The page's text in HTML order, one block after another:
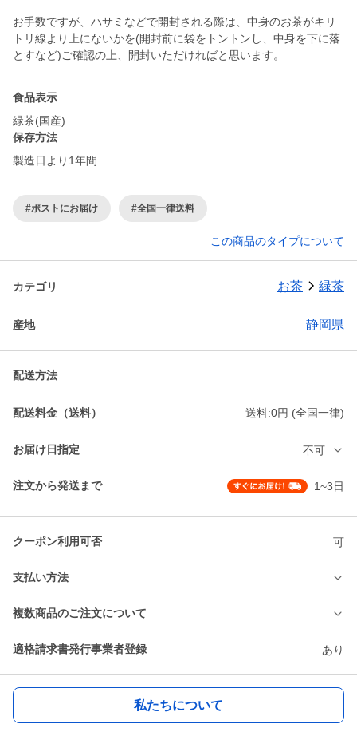
お手数ですが、ハサミなどで開封される際は、中身のお茶がキリ
トリ線より上にないかを(開封前に袋をトントンし、中身を下に落
とすなど)ご確認の上、開封いただければと思います。
食品表示
緑茶(国産)
保存方法
製造日より1年間
#ポストにお届け #全国一律送料
この商品のタイプについて
カテゴリ お茶 緑茶
産地 静岡県
配送方法
配送料金（送料） 送料:0円 (全国一律)
お届け日指定 不可
注文から発送まで 1~3日
クーポン利用可否 可
支払い方法
複数商品のご注文について
適格請求書発行事業者登録 あり
私たちについて